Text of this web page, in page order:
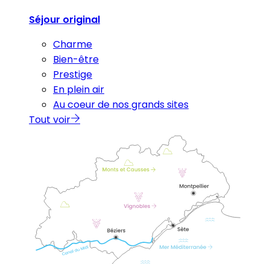
Séjour original
Charme
Bien-être
Prestige
En plein air
Au coeur de nos grands sites
Tout voir